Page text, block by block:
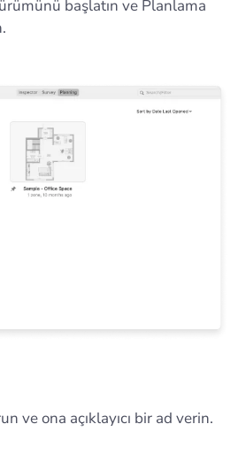
başlatın ve Planlama
ve ona açıklayıcı bir ad verin.